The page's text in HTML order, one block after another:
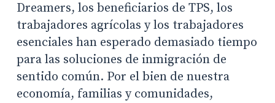
Dreamers, los beneficiarios de TPS, los
trabajadores agrícolas y los trabajadores
esenciales han esperado demasiado tiempo
para las soluciones de inmigración de
sentido común. Por el bien de nuestra
economía, familias y comunidades,